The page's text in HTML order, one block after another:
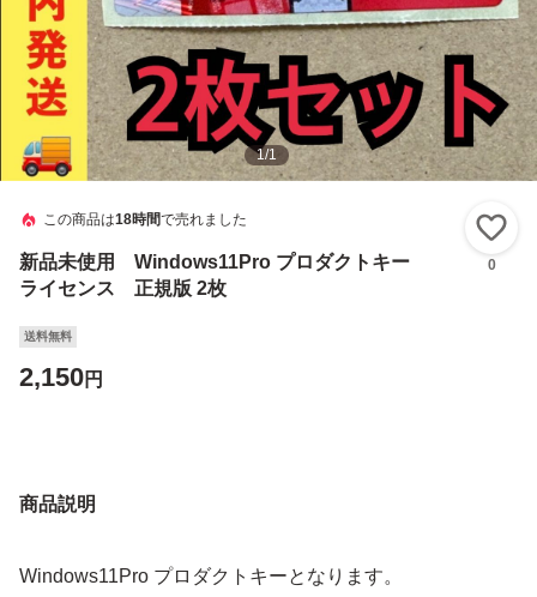
1/1
この商品は18時間で売れました
新品未使用 Windows11Pro プロダクトキー
ライセンス 正規版 2枚
0
送料無料
2,150円
商品説明
Windows11Pro プロダクトキーとなります。